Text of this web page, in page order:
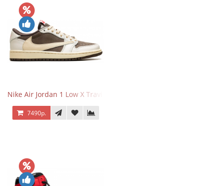
Nike Air Jordan 1 Low X Travis Scott Reverse Mocha
7490р.